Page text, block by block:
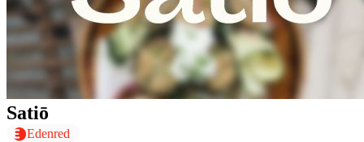
Satiō
Edenred